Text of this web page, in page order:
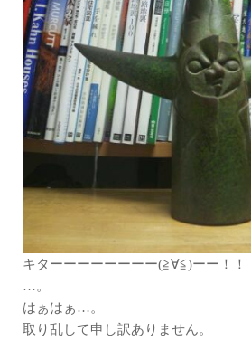
キターーーーーーーー(≧∀≦)ーー！！
…。
はぁはぁ…。
取り乱して申し訳ありません。